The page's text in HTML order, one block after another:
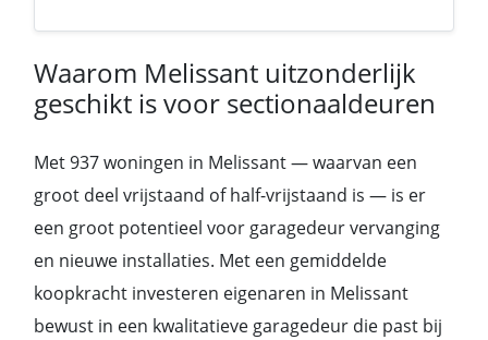
Waarom Melissant uitzonderlijk
geschikt is voor sectionaaldeuren
Met 937 woningen in Melissant — waarvan een
groot deel vrijstaand of half-vrijstaand is — is er
een groot potentieel voor garagedeur vervanging
en nieuwe installaties. Met een gemiddelde
koopkracht investeren eigenaren in Melissant
bewust in een kwalitatieve garagedeur die past bij